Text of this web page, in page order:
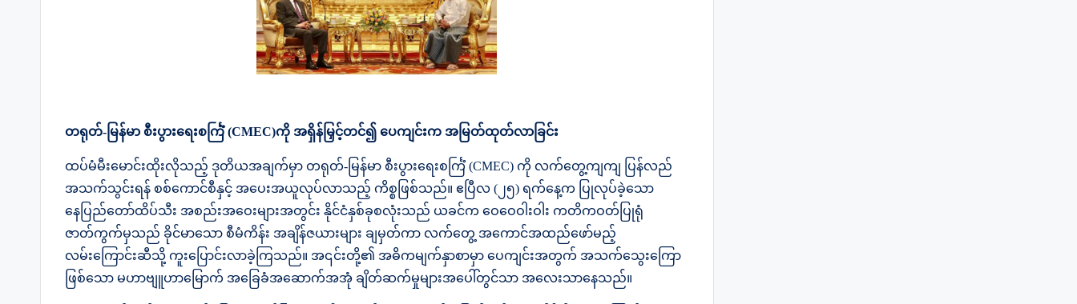
တရုတ်-မြန်မာ စီးပွားရေးစင်္ကြံ (CMEC)ကို အရှိန်မြှင့်တင်၍ ပေကျင်းက အမြတ်ထုတ်လာခြင်း
ထပ်မံမီးမောင်းထိုးလိုသည့် ဒုတိယအချက်မှာ တရုတ်-မြန်မာ စီးပွားရေးစင်္ကြံ (CMEC) ကို လက်တွေ့ကျကျ ပြန်လည်
အသက်သွင်းရန် စစ်ကောင်စီနှင့် အပေးအယူလုပ်လာသည့် ကိစ္စဖြစ်သည်။ ဧပြီလ (၂၅) ရက်နေ့က ပြုလုပ်ခဲ့သော
နေပြည်တော်ထိပ်သီး အစည်းအဝေးများအတွင်း နိုင်ငံနှစ်ခုစလုံးသည် ယခင်က ဝေဝေဝါးဝါး ကတိကဝတ်ပြုရုံ
ဇာတ်ကွက်မှသည် ခိုင်မာသော စီမံကိန်း အချိန်ဇယားများ ချမှတ်ကာ လက်တွေ့ အကောင်အထည်ဖော်မည့်
လမ်းကြောင်းဆီသို့ ကူးပြောင်းလာခဲ့ကြသည်။ အ၎င်းတို့၏ အဓိကမျက်နှာစာမှာ ပေကျင်းအတွက် အသက်သွေးကြော
ဖြစ်သော မဟာဗျူဟာမြောက် အခြေခံအဆောက်အအုံ ချိတ်ဆက်မှုများအပေါ်တွင်သာ အလေးသာနေသည်။